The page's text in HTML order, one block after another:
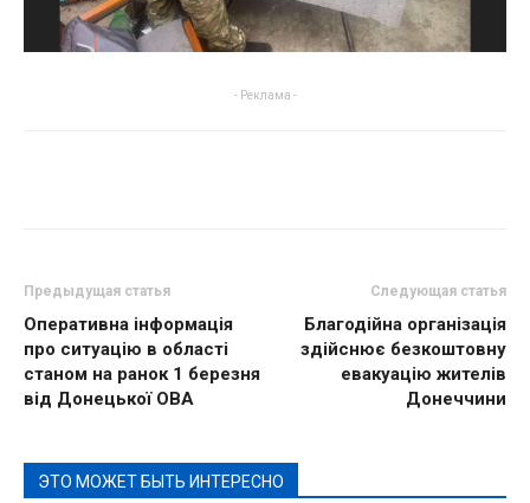
- Реклама -
Предыдущая статья
Оперативна інформація
про ситуацію в області
станом на ранок 1 березня
від Донецької ОВА
Следующая статья
Благодійна організація
здійснює безкоштовну
евакуацію жителів
Донеччини
ЭТО МОЖЕТ БЫТЬ ИНТЕРЕСНО